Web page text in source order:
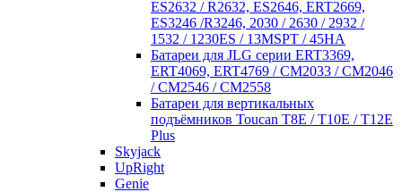
ES2632 / R2632, ES2646, ERT2669,
ES3246 /R3246, 2030 / 2630 / 2932 /
1532 / 1230ES / 13MSPT / 45HA
Батареи для JLG серии ERT3369,
ERT4069, ERT4769 / CM2033 / CM2046
/ CM2546 / CM2558
Батареи для вертикальных
подъёмников Toucan T8E / T10E / T12E
Plus
Skyjack
UpRight
Genie